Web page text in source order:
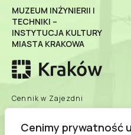
Cenimy prywatność
MUZEUM INŻYNIERII I
TECHNIKI –
INSTYTUCJA KULTURY
MIASTA KRAKOWA
Cennik w Zajezdni
Zbiory Online